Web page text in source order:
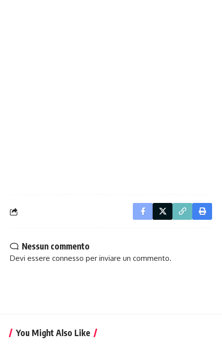
Nessun commento
Devi essere connesso per inviare un commento.
You Might Also Like